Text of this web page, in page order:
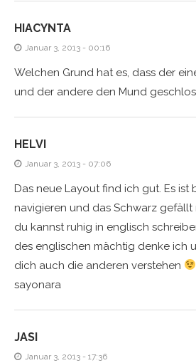
HIACYNTA
Januar 3, 2013 - 00:16
Welchen Grund hat es, dass der
und der andere den Mund
HELVI
Januar 3, 2013 - 07:06
Das neue Layout find ich gut. Es ist
navigieren und das Schwarz gefällt
du kannst ruhig in englisch
des englischen mächtig denke ich
dich auch die anderen verstehen
sayonara
JASI
Januar 3, 2013 - 17:36